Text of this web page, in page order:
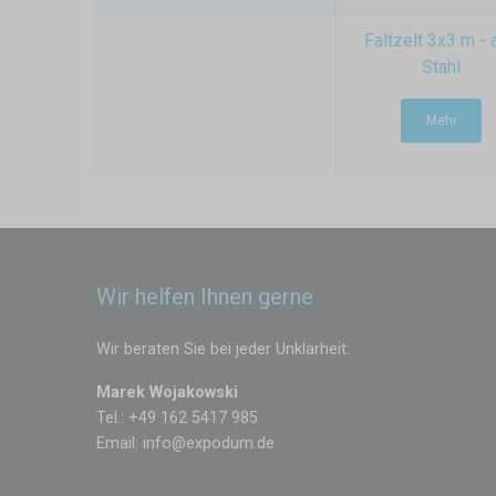
Faltzelt 3x3 m -
Stahl
Mehr
Wir helfen Ihnen gerne
Wir beraten Sie bei jeder Unklarheit:
Marek Wojakowski
Tel.: +49 162 5417 985
Email: info@expodum.de